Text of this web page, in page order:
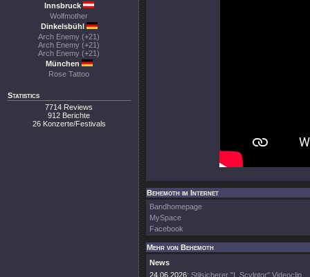
Innsbruck
Wolfmother
Dinkelsbühl
Arch Enemy (+21)
Arch Enemy (+21)
Arch Enemy (+21)
München
Rose Tattoo
Statistics
7714 Reviews
912 Berichte
26 Konzerte/Festivals
Behemoth im Internet
Bandhomepage
MySpace
Facebook
Mehr von Behemoth
News
24.06.2026: Stilsicherer "I, Scvlptor" Videoclip